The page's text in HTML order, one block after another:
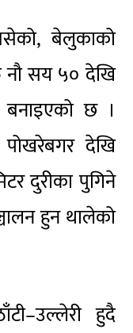
बेलुकाको
नौ सय ५० देखि
छ ।
पोखरेबगर देखि
दुरीका पुगिने
हुन थालेको
हुदै